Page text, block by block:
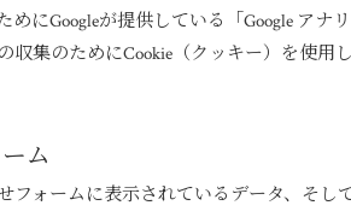
にGoogleが提供している「Google アナ
収集のためにCookie（クッキー）を使
ム
フォームに表示されているデータ、そ